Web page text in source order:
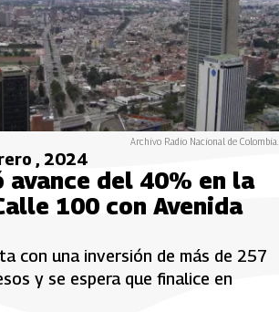
Archivo Radio Nacional de Colombia.
, 2024
avance del 40% en la
100 con Avenida
con una inversión de más de 257
y se espera que finalice en